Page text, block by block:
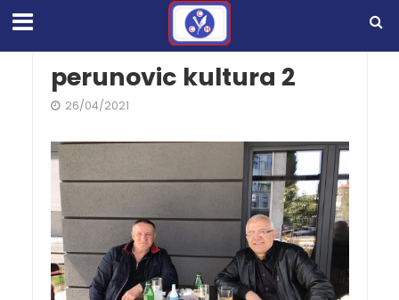
perunovic kultura 2
26/04/2021